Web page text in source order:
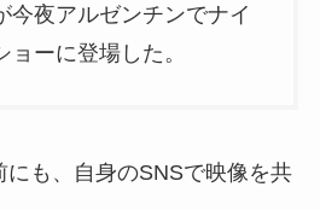
今夜アルゼンチンでナイ
ーに登場した。
も、自身のSNSで映像を共